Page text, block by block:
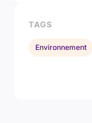
TAGS
Environnement